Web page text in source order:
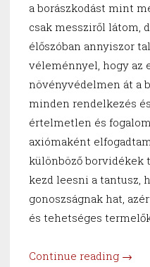
a borászkodást mint
csak messziről látom,
élőszóban annyiszor
véleménnyel, hogy az
növényvédelmen át a
minden rendelkezés
értelmetlen és
axiómaként
különböző borvidékek
kezd leesni a tantusz,
gonoszságnak hat,
és tehetséges
Continue reading →